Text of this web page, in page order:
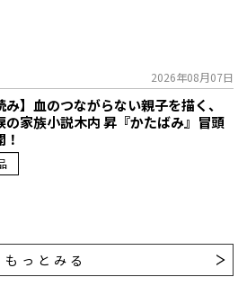
2026年08月07日
み】血のつながらない親子を描く、
家族小説――木内 昇『かたばみ』冒頭
もっとみる